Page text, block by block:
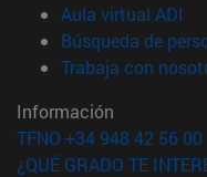
Aula virtual ADI
Búsqueda de
Trabaja con
Información
TFNO +34 948 42 56 00
¿QUÉ GRADO TE